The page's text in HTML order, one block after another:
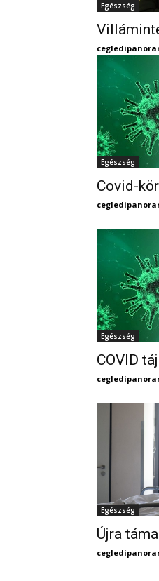
Egészség
Egészség
Covid-
Egészség
COVID
Egészség
Újra